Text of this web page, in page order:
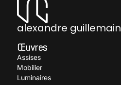
alexandre guillemain
Œuvres
Assises
Mobilier
Luminaires